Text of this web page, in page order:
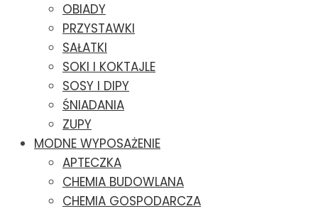
OBIADY
PRZYSTAWKI
SAŁATKI
SOKI I KOKTAJLE
SOSY I DIPY
ŚNIADANIA
ZUPY
MODNE WYPOSAŻENIE
APTECZKA
CHEMIA BUDOWLANA
CHEMIA GOSPODARCZA